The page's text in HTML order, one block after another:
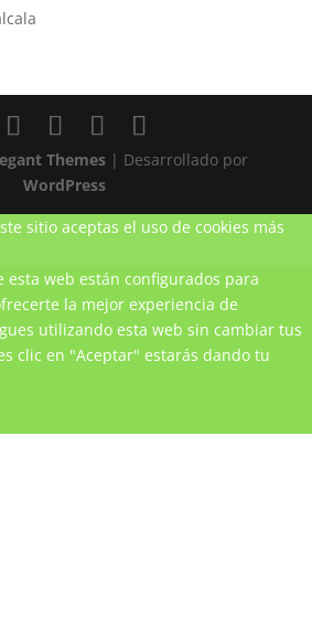
Themes| Desarrollado por
WordPress
sitio aceptas el uso de cookies más
esta web están configurados para
la mejor experiencia de
utilizando esta web sin cambiar tus
clic en "Aceptar" estarás dando tu